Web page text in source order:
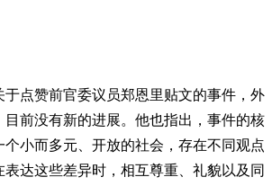
于点赞前官委议员郑恩里贴文的事件，外
目前没有新的进展。他也指出，事件的核
小而多元、开放的社会，存在不同观点
达这些差异时，相互尊重、礼貌以及同